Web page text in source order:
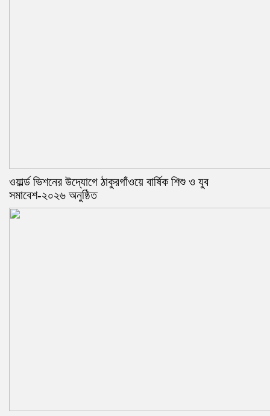
ওয়ার্ল্ড ভিশনের উদ্যোগে ঠাকুরগাঁওয়ে বার্ষিক শিশু ও যুব
সমাবেশ-২০২৬ অনুষ্ঠিত